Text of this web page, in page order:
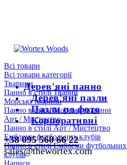
Дерев'яні панно
Дерев'яні пазли
Пазли по фото
Корпоративні
+38 095 560 66 22
sales@thewortex.com
Всі товари
Всі товари категорії
Тварини
Панно в стилі Тварин
Морські тварини
Панно в стилі Морські тварини
Арт / Мистецтво
Панно в стилі Арт / Мистецтво
Емблеми футбольних клубів
Панно в стилі Емблеми футбольних
клубів
Написи